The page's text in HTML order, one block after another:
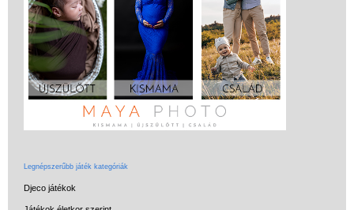
Legnépszerűbb játék kategóriák
Djeco játékok
Miért vásárolj nálunk?
Akiket támogatunk
Garancia
Játék rendelés - Az internetes
vásárlás előnyei